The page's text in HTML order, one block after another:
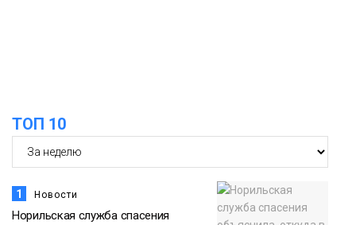
ТОП 10
1 Новости
Норильская служба спасения